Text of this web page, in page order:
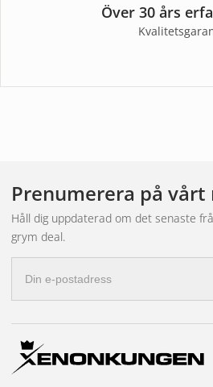
Över 30 års
Prenumerera på
Håll dig uppdaterad om det senaste
grym deal.
postadress